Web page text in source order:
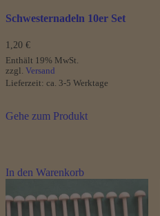
Schwesternadeln 10er Set
1,20 €
Enthält 19% MwSt.
zzgl. Versand
Lieferzeit: ca. 3-5 Werktage
Gehe zum Produkt
In den Warenkorb